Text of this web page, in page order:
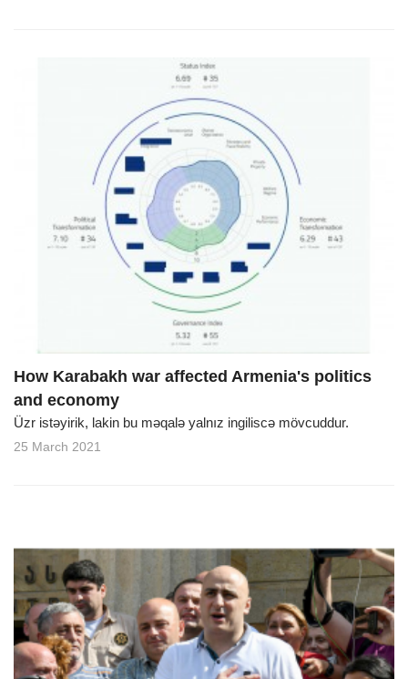
How Karabakh war affected Armenia's politics
and economy
Üzr istəyirik, lakin bu məqalə yalnız ingiliscə mövcuddur.
25 March 2021